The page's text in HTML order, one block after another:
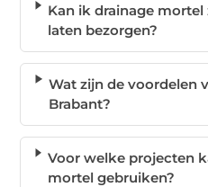
Kan ik drainage mortel
laten bezorgen?
Wat zijn de voordelen
Brabant?
Voor welke projecten
mortel gebruiken?